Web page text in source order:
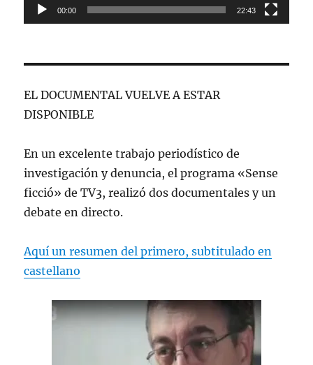
00:00 22:43
EL DOCUMENTAL VUELVE A ESTAR
DISPONIBLE
En un excelente trabajo periodístico de
investigación y denuncia, el programa «Sense
ficció» de TV3, realizó dos documentales y un
debate en directo.
Aquí un resumen del primero, subtitulado en
castellano